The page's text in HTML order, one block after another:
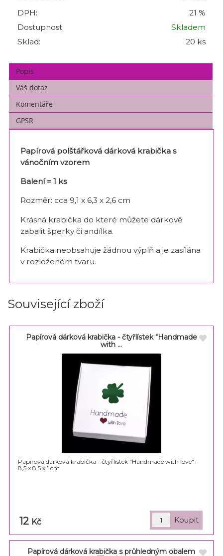
DPH:
21 %
Dostupnost:
Skladem
Sklad:
20 ks
Popis
Váš dotaz
Komentáře
GPSR
Papírová polštářková dárková krabička s
vánočním vzorem
Balení = 1 ks
Rozměr: cca 9,1 x 6,3 x 2,6 cm
Krásná krabička do které můžete dárkově
zabalit šperky či andílka.
Krabička neobsahuje žádnou výplň a je zasílána
v rozloženém tvaru.
Související zboží
Papírová dárková krabička - čtyřlístek "Handmade
with ...
Papírová dárková krabička - čtyřlístek "Handmade with love" -
8,5 x 8,5 x 1 cm
12 Kč
Papírová dárková krabička s průhledným obalem